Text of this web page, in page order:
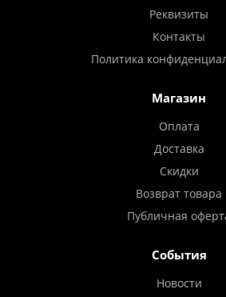
Реквизиты
Контакты
Политика
Магазин
Оплата
Доставка
Скидки
Возврат товара
Публичная
События
Новости